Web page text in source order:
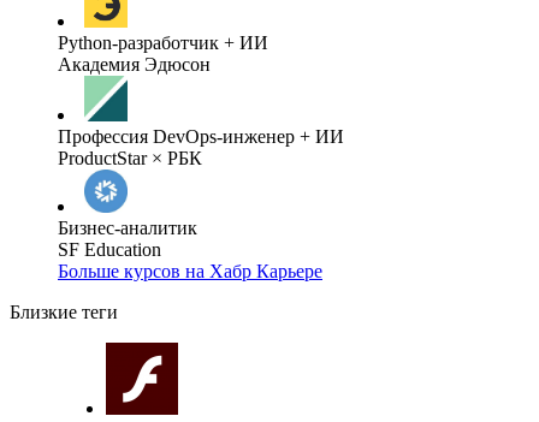
Python-разработчик + ИИ
Академия Эдюсон
Профессия DevOps-инженер + ИИ
ProductStar × РБК
Бизнес-аналитик
SF Education
Больше курсов на Хабр Карьере
Близкие теги